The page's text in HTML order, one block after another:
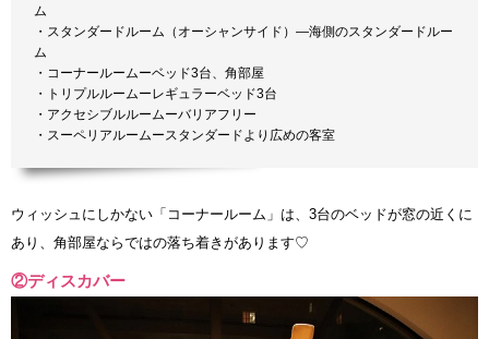
ム
・スタンダードルーム（オーシャンサイド）―海側のスタンダードルー
ム
・コーナールームーベッド3台、角部屋
・トリプルルームーレギュラーベッド3台
・アクセシブルルームーバリアフリー
・スーペリアルームースタンダードより広めの客室
ウィッシュにしかない「コーナールーム」は、3台のベッドが窓の近くに
あり、角部屋ならではの落ち着きがあります♡
②ディスカバー